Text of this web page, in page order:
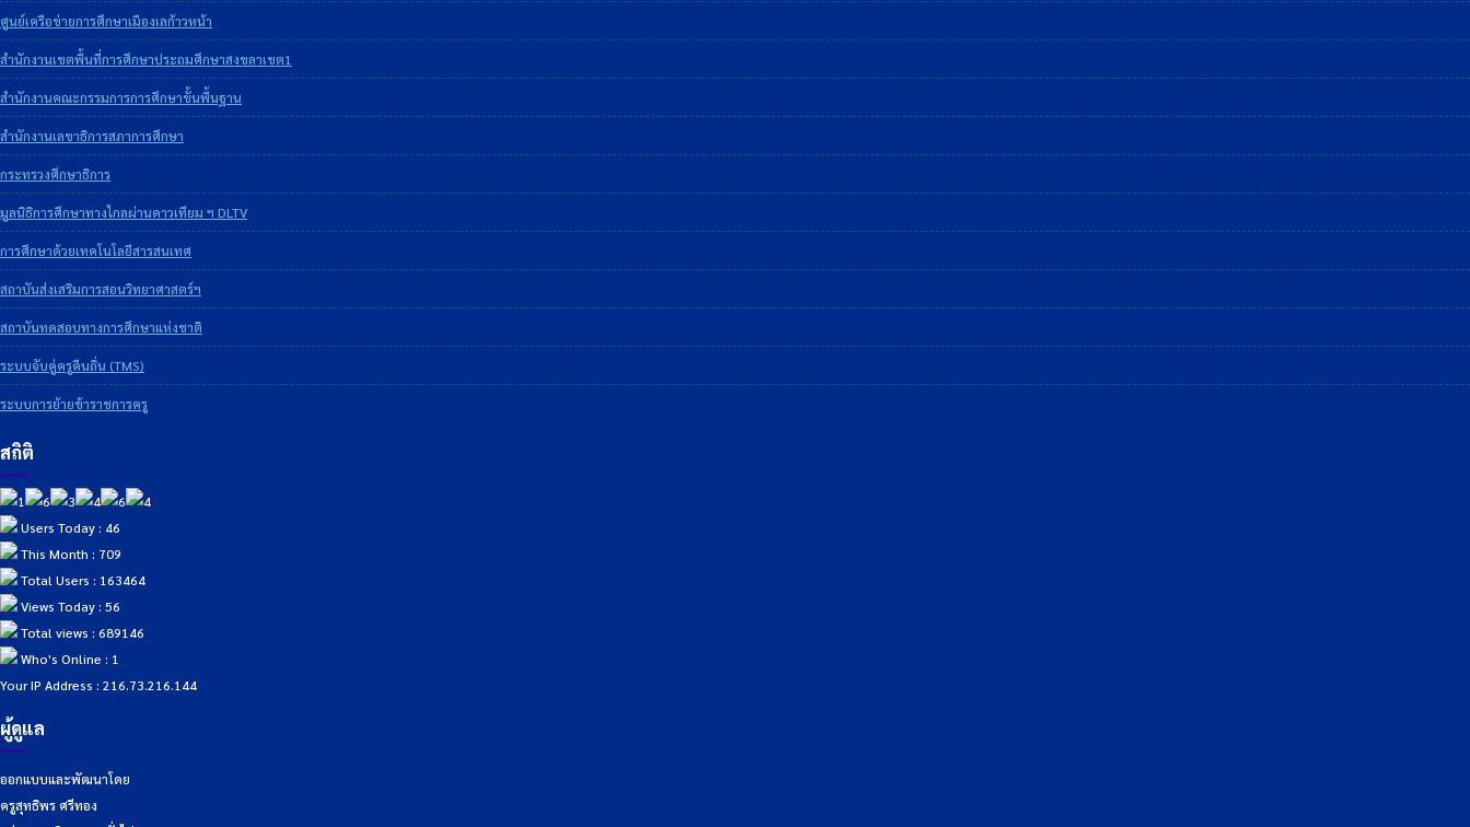
ศูนย์เครือข่ายการศึกษาเมืองเลก้าวหน้า
สำนักงานเขตพื้นที่การศึกษาประถมศึกษาสงขลาเขต1
สำนักงานคณะกรรมการการศึกษาขั้นพื้นฐาน
สำนักงานเลขาธิการสภาการศึกษา
กระทรวงศึกษาธิการ
มูลนิธิการศึกษาทางไกลผ่านดาวเทียม ฯ DLTV
การศึกษาด้วยเทคโนโลยีสารสนเทศ
สถาบันส่งเสริมการสอนวิทยาศาสตร์ฯ
สถาบันทดสอบทางการศึกษาแห่งชาติ
ระบบจับคู่ครูคืนถิ่น (TMS)
ระบบการย้ายข้าราชการครู
สถิติ
Users Today : 46
This Month : 709
Total Users : 163464
Views Today : 56
Total views : 689146
Who's Online : 1
Your IP Address : 216.73.216.144
ผู้ดูแล
ออกแบบและพัฒนาโดย
ครูสุทธิพร ศรีทอง